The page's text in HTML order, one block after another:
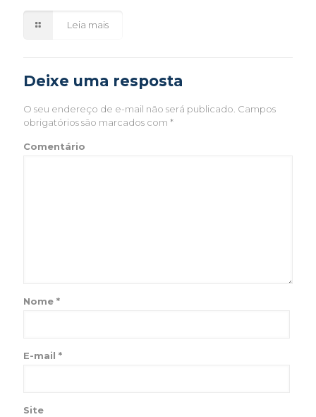
Leia mais
Deixe uma resposta
O seu endereço de e-mail não será publicado. Campos
obrigatórios são marcados com *
Comentário
Nome *
E-mail *
Site